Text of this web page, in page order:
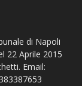
di Napoli
22 Aprile 2015
Email: